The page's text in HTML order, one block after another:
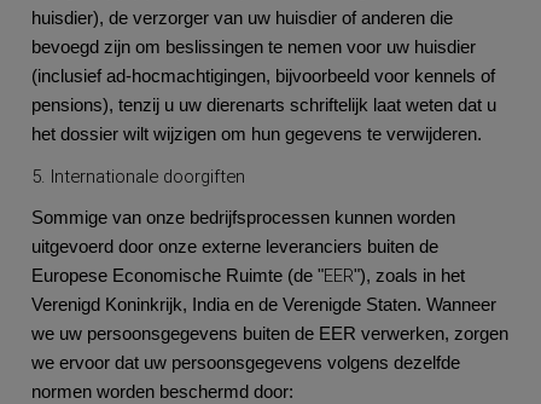
huisdier), de verzorger van uw huisdier of anderen die
bevoegd zijn om beslissingen te nemen voor uw huisdier
(inclusief ad-hocmachtigingen, bijvoorbeeld voor kennels of
pensions), tenzij u uw dierenarts schriftelijk laat weten dat u
het dossier wilt wijzigen om hun gegevens te verwijderen.
5. Internationale doorgiften
Sommige van onze bedrijfsprocessen kunnen worden
uitgevoerd door onze externe leveranciers buiten de
Europese Economische Ruimte (de "EER"), zoals in het
Verenigd Koninkrijk, India en de Verenigde Staten. Wanneer
we uw persoonsgegevens buiten de EER verwerken, zorgen
we ervoor dat uw persoonsgegevens volgens dezelfde
normen worden beschermd door: